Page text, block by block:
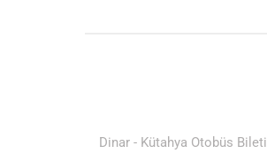
Dinar - Kütahya Otobüs Bileti